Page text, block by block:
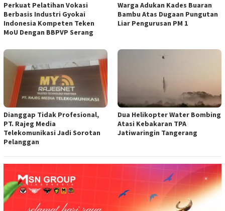
Perkuat Pelatihan Vokasi
Berbasis Industri Gyokai
Indonesia Kompeten Teken
MoU Dengan BBPVP Serang
Warga Adukan Kades Buaran
Bambu Atas Dugaan Pungutan
Liar Pengurusan PM 1
Dianggap Tidak Profesional,
PT. Rajeg Media
Telekomunikasi Jadi Sorotan
Pelanggan
Dua Helikopter Water Bombing
Atasi Kebakaran TPA
Jatiwaringin Tangerang